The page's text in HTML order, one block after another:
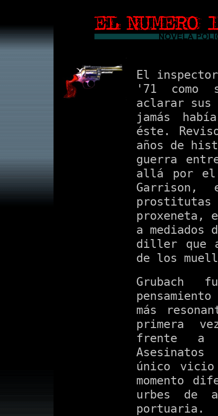
El
'71
aclarar sus
jamás
éste.
años de
guerra
allá por
proxeneta,
a
diller que
de los
más
primera
frente a
único
momento
urbes de
portuaria.